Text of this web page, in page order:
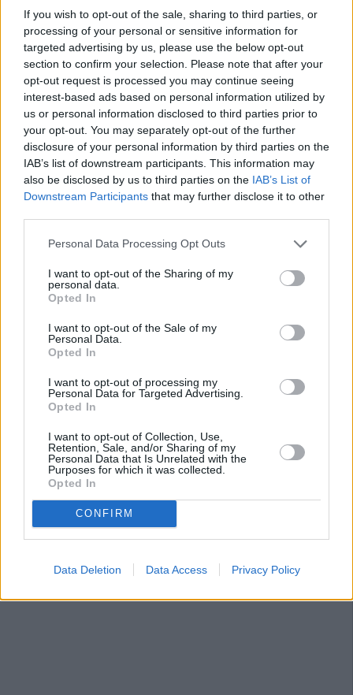
If you wish to opt-out of the sale, sharing to third parties, or
processing of your personal or sensitive information for
targeted advertising by us, please use the below opt-out
section to confirm your selection. Please note that after your
opt-out request is processed you may continue seeing
interest-based ads based on personal information utilized by
us or personal information disclosed to third parties prior to
your opt-out. You may separately opt-out of the further
disclosure of your personal information by third parties on the
IAB’s list of downstream participants. This information may
also be disclosed by us to third parties on the IAB’s List of
Downstream Participants that may further disclose it to other
Personal Data Processing Opt Outs
I want to opt-out of the Sharing of my
personal data.
Opted In
I want to opt-out of the Sale of my
Personal Data.
Opted In
I want to opt-out of processing my
Personal Data for Targeted Advertising.
Opted In
I want to opt-out of Collection, Use,
Retention, Sale, and/or Sharing of my
Personal Data that Is Unrelated with the
Purposes for which it was collected.
Opted In
CONFIRM
Data Deletion Data Access Privacy Policy
noche a la mañana. Es su responsabilidad comenzar con el
trámite, es decir, contactar con el Ayuntamiento y
comunicárselo a la Jefatura Superior de Andalucía y a la
Dirección General”, sostiene Jaime Torres.
Hay que recordar que, en el verano de 2007, la entonces
alcaldesa, Carmen Peñalver, viajó hasta Madrid para la
firma de un protocolo con el Ministerio del Interior,
dirigido entonces por Alfredo Pérez Rubalcaba. En ese
convenio, se planteaba la construcción de una nueva
Comisaría en los terrenos del antiguo instituto Santa
Teresa, en el Polígono de El Valle. Es más, un año después,
el Ayuntamiento modificó la calificación urbanística de la
parcela y, en octubre de 2009, el que era subdelegado del
construcción del edificio en esa parcela. Sin embargo, esos
planes chocaron con la oposición frontal de todos los
ubicación más adecuada. La crisis económica terminó de
enterrar ese proyecto. El SUP exige al actual comisario que